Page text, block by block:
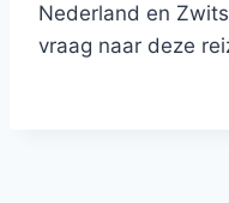
Nederland en
vraag naar deze